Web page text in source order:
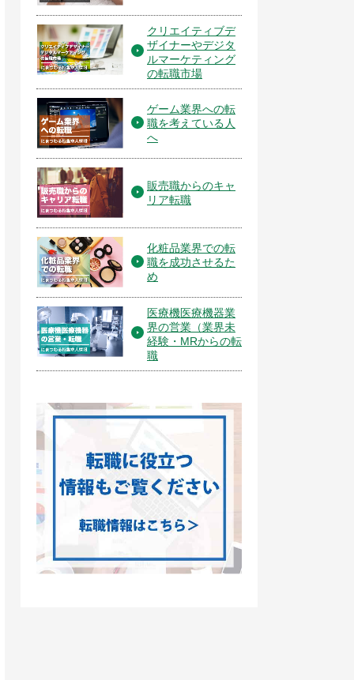
クリエイティブデ
ザイナーやデジタ
ルマーケティング
の転職市場
ゲーム業界への転
職を考えている人
へ
販売職からのキャ
リア転職
化粧品業界での転
職を成功させるた
め
医療機医療機器業
界の営業（業界未
経験・MRからの転
職